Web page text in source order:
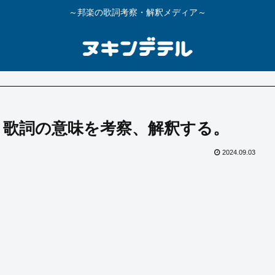
～邦楽の歌詞考察・解釈メディア～
詞の意味を考察、解釈する。
2024.09.03